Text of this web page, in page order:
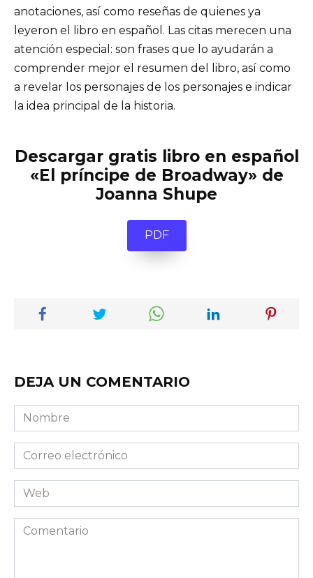
anotaciones, así como reseñas de quienes ya
leyeron el libro en español. Las citas merecen una
atención especial: son frases que lo ayudarán a
comprender mejor el resumen del libro, así como
a revelar los personajes de los personajes e indicar
la idea principal de la historia.
Descargar gratis libro en español
«El príncipe de Broadway» de
Joanna Shupe
PDF
DEJA UN COMENTARIO
Nombre
Correo
electrónico
Web
Comentario